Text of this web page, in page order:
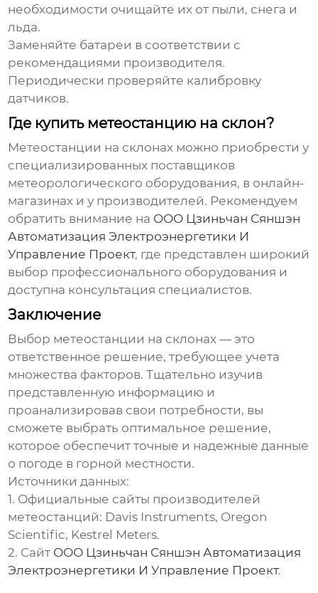
необходимости очищайте их от пыли, снега и
льда.
Заменяйте батареи в соответствии с
рекомендациями производителя.
Периодически проверяйте калибровку
датчиков.
Где купить метеостанцию на склон?
Метеостанции на склонах можно приобрести у
специализированных поставщиков
метеорологического оборудования, в онлайн-
магазинах и у производителей. Рекомендуем
обратить внимание на ООО Цзиньчан Сяншэн
Автоматизация Электроэнергетики И
Управление Проект, где представлен широкий
выбор профессионального оборудования и
доступна консультация специалистов.
Заключение
Выбор метеостанции на склонах — это
ответственное решение, требующее учета
множества факторов. Тщательно изучив
представленную информацию и
проанализировав свои потребности, вы
сможете выбрать оптимальное решение,
которое обеспечит точные и надежные данные
о погоде в горной местности.
Источники данных:
1. Официальные сайты производителей
метеостанций: Davis Instruments, Oregon
Scientific, Kestrel Meters.
2. Сайт ООО Цзиньчан Сяншэн Автоматизация
Электроэнергетики И Управление Проект.